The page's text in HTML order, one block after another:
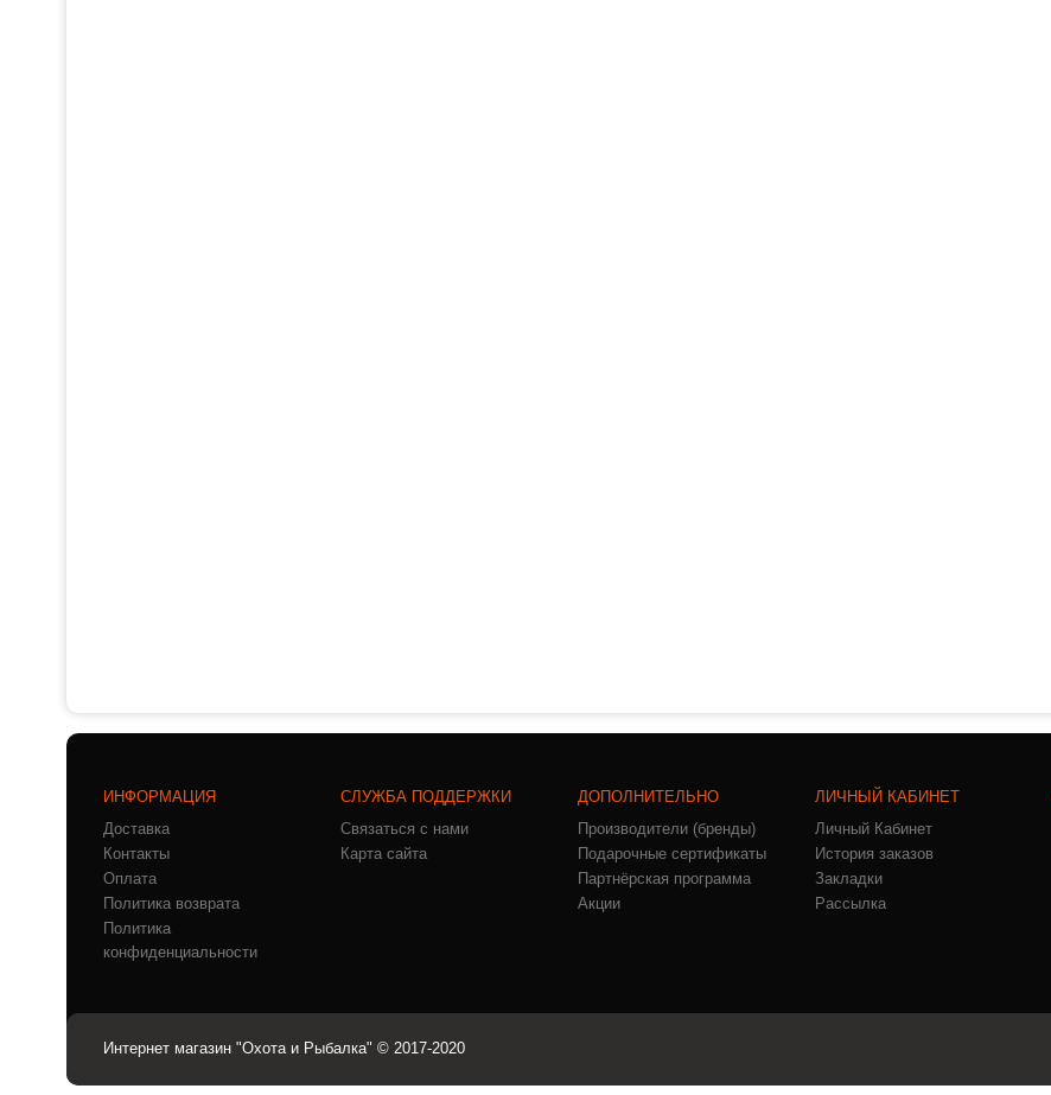
ИНФОРМАЦИЯ
Доставка
Контакты
Оплата
Политика возврата
Политика
конфиденциальности
СЛУЖБА ПОДДЕРЖКИ
Связаться с нами
Карта сайта
ДОПОЛНИТЕЛЬНО
Производители (бренды)
Подарочные сертификаты
Партнёрская программа
Акции
ЛИЧНЫЙ КАБИНЕТ
Личный Кабинет
История заказов
Закладки
Рассылка
Интернет магазин "Охота и Рыбалка" © 2017-2020